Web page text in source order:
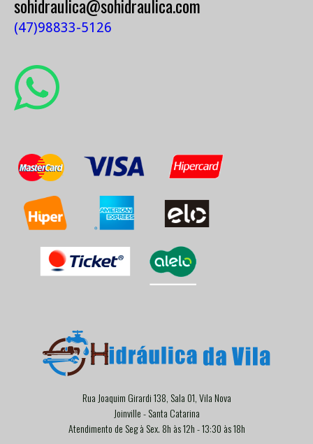
sohidraulica@sohidraulica.com
(47)98833-5126
Rua Joaquim Girardi 138, Sala 01, Vila Nova
Joinville - Santa Catarina
Atendimento de Seg à Sex. 8h às 12h - 13:30 às 18h